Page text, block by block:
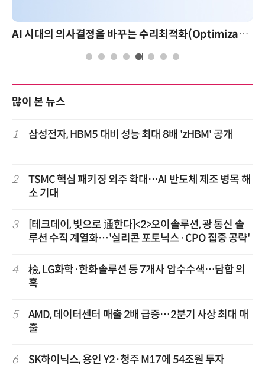
AI 시대의 의사결정을 바꾸는 수리최적화(Optimization): 실제 산업 적용 사례와 활용 전략
많이 본 뉴스
1 삼성전자, HBM5 대비 성능 최대 8배 'zHBM' 공개
2
TSMC 핵심 패키징 외주 확대…AI 반도체 제조 병목 해
소 기대
3
[테크데이, 빛으로 通한다]<2>오이솔루션, 광 통신 솔
루션 수직 계열화…'실리콘 포토닉스·CPO 집중 공략'
4
檢, LG화학·한화솔루션 등 7개사 압수수색…담합 의
혹
5
AMD, 데이터센터 매출 2배 급증…2분기 사상 최대 매
출
6 SK하이닉스, 용인 Y2·청주 M17에 54조원 투자